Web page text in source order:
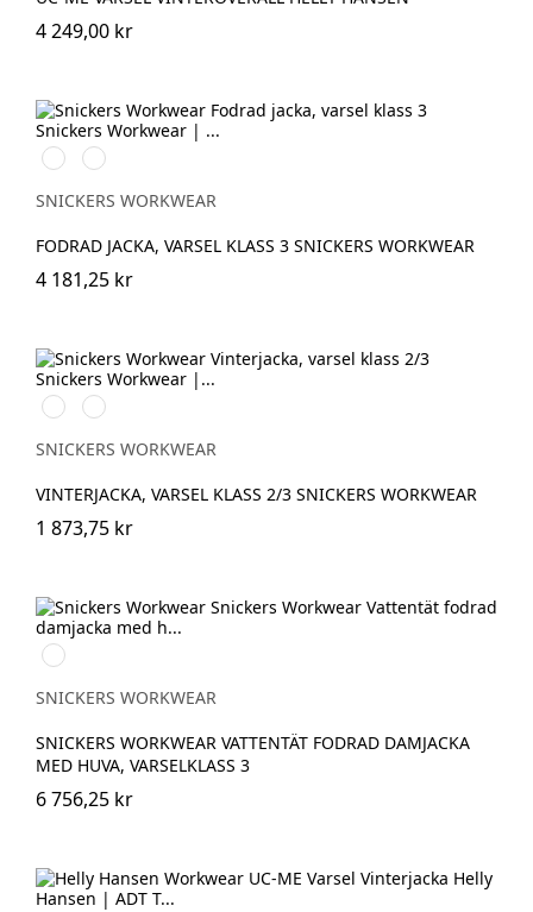
4 249,00 kr
High
vis
yellow\Black
High
vis
orange\Black
SNICKERS WORKWEAR
FODRAD JACKA, VARSEL KLASS 3 SNICKERS WORKWEAR
4 181,25 kr
High
vis
yellow\Black
High
vis
orange\Black
SNICKERS WORKWEAR
VINTERJACKA, VARSEL KLASS 2/3 SNICKERS WORKWEAR
1 873,75 kr
High
vis
yellow/Navy
SNICKERS WORKWEAR
SNICKERS WORKWEAR VATTENTÄT FODRAD DAMJACKA
MED HUVA, VARSELKLASS 3
6 756,25 kr